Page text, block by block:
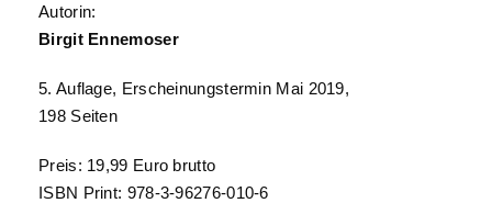
Autorin:
Birgit Ennemoser
5. Auflage, Erscheinungstermin Mai 2019,
198 Seiten
Preis: 19,99 Euro brutto
ISBN Print: 978-3-96276-010-6